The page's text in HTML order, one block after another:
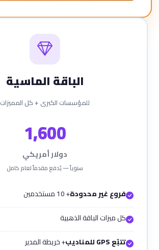
الباقة الماسية
للمؤسسات الكبرى + كل المميزات
1,600
دولار أمريكي
سنوياً — يُدفع مقدماً لعام كامل
فروع غير محدودة+ 10 مستخدمين
كل ميزات الباقة الذهبية
تتبّع GPS للمناديب
+ خريطة المدير